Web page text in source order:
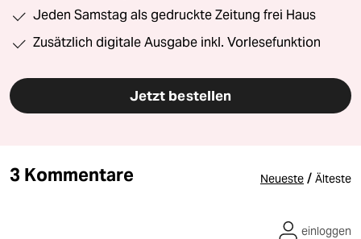
Jeden Samstag als gedruckte Zeitung frei Haus
Zusätzlich digitale Ausgabe inkl. Vorlesefunktion
Jetzt bestellen
3 Kommentare Neueste / Älteste
einloggen